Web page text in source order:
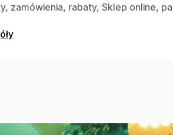
zamówienia, rabaty, Sklep online,